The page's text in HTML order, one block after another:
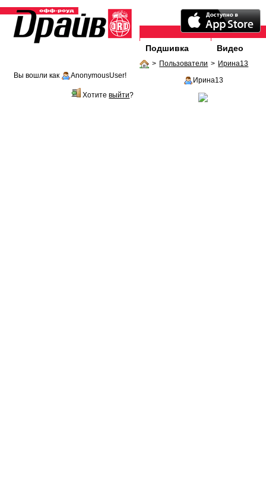
Подшивка Видео
> Пользователи > Ирина13
Ирина13
Вы вошли как AnonymousUser!
Хотитевыйти?